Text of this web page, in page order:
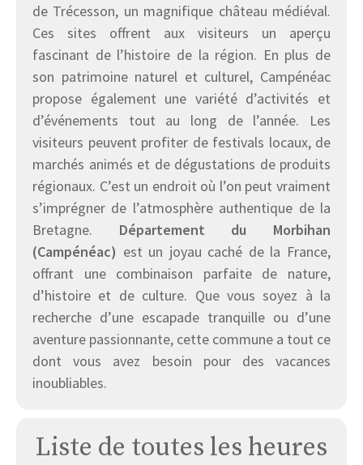
de Trécesson, un magnifique château médiéval.
Ces sites offrent aux visiteurs un aperçu
fascinant de l’histoire de la région. En plus de
son patrimoine naturel et culturel, Campénéac
propose également une variété d’activités et
d’événements tout au long de l’année. Les
visiteurs peuvent profiter de festivals locaux, de
marchés animés et de dégustations de produits
régionaux. C’est un endroit où l’on peut vraiment
s’imprégner de l’atmosphère authentique de la
Bretagne. Département du Morbihan
(Campénéac) est un joyau caché de la France,
offrant une combinaison parfaite de nature,
d’histoire et de culture. Que vous soyez à la
recherche d’une escapade tranquille ou d’une
aventure passionnante, cette commune a tout ce
dont vous avez besoin pour des vacances
inoubliables.
Liste de toutes les heures